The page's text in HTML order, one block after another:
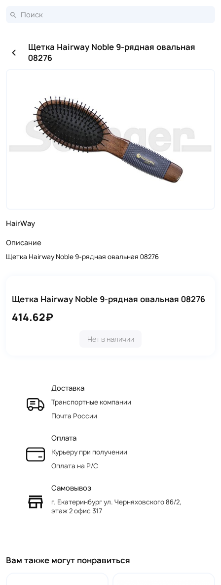
Щетка Hairway Noble 9-рядная овальная
08276
HairWay
Описание
Щетка Hairway Noble 9-рядная овальная 08276
Щетка Hairway Noble 9-рядная овальная 08276
414.62₽
Нет в наличии
Доставка
Транспортные компании
Почта России
Оплата
Курьеру при получении
Оплата на Р/C
Самовывоз
г. Екатеринбург ул. Черняховского 86/2,
этаж 2 офис 317
Вам также могут понравиться